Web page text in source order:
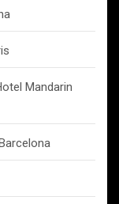
Mandarin